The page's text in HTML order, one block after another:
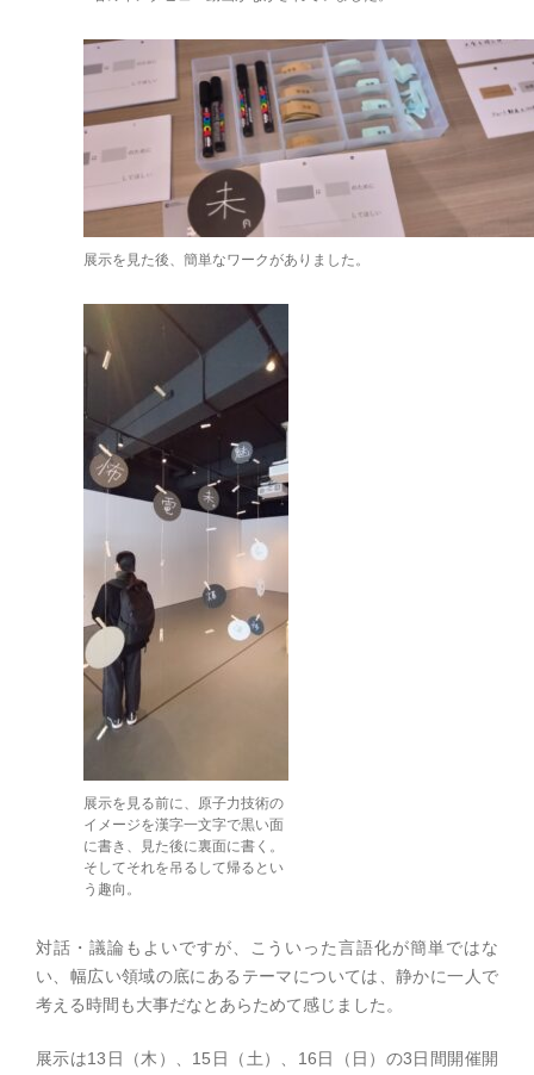
展示を見た後、簡単なワークがありました。
展示を見る前に、原子力技術の
イメージを漢字一文字で黒い面
に書き、見た後に裏面に書く。
そしてそれを吊るして帰るとい
う趣向。
対話・議論もよいですが、こういった言語化が簡単ではな
い、幅広い領域の底にあるテーマについては、静かに一人で
考える時間も大事だなとあらためて感じました。
展示は13日（木）、15日（土）、16日（日）の3日間開催開